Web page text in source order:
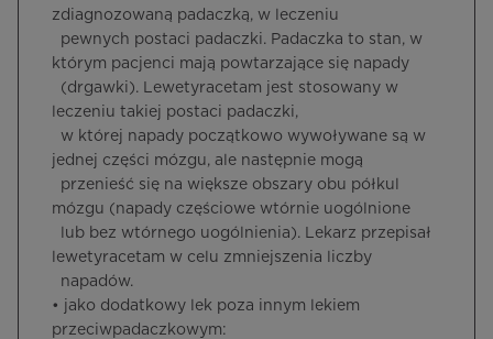
zdiagnozowaną padaczką, w leczeniu
pewnych postaci padaczki. Padaczka to stan, w
którym pacjenci mają powtarzające się napady
(drgawki). Lewetyracetam jest stosowany w
leczeniu takiej postaci padaczki,
w której napady początkowo wywoływane są w
jednej części mózgu, ale następnie mogą
przenieść się na większe obszary obu półkul
mózgu (napady częściowe wtórnie uogólnione
lub bez wtórnego uogólnienia). Lekarz przepisał
lewetyracetam w celu zmniejszenia liczby
napadów.
• jako dodatkowy lek poza innym lekiem
przeciwpadaczkowym: